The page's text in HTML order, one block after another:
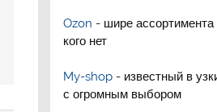
Ozon - шире ассортимента
кого нет
My-shop- известный в
с огромным выбором